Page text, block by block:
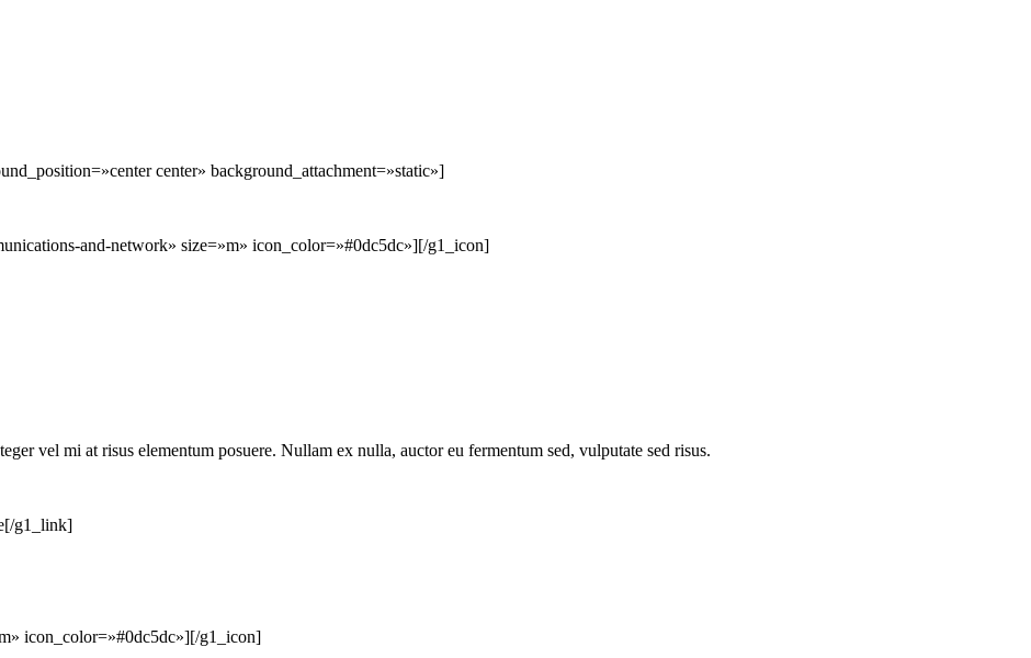
center» background_attachment=»static»]
and-network» size=»m» icon_color=»#0dc5dc»][/g1_icon]
vel mi at risus elementum posuere. Nullam ex nulla, auctor eu fermentum sed, vulputate sed risus.
g1_link]
icon_color=»#0dc5dc»][/g1_icon]